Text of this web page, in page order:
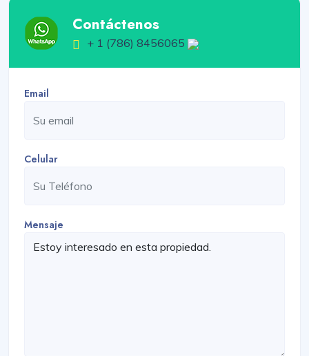
Contáctenos
+ 1 (786) 8456065
Email
Celular
Mensaje